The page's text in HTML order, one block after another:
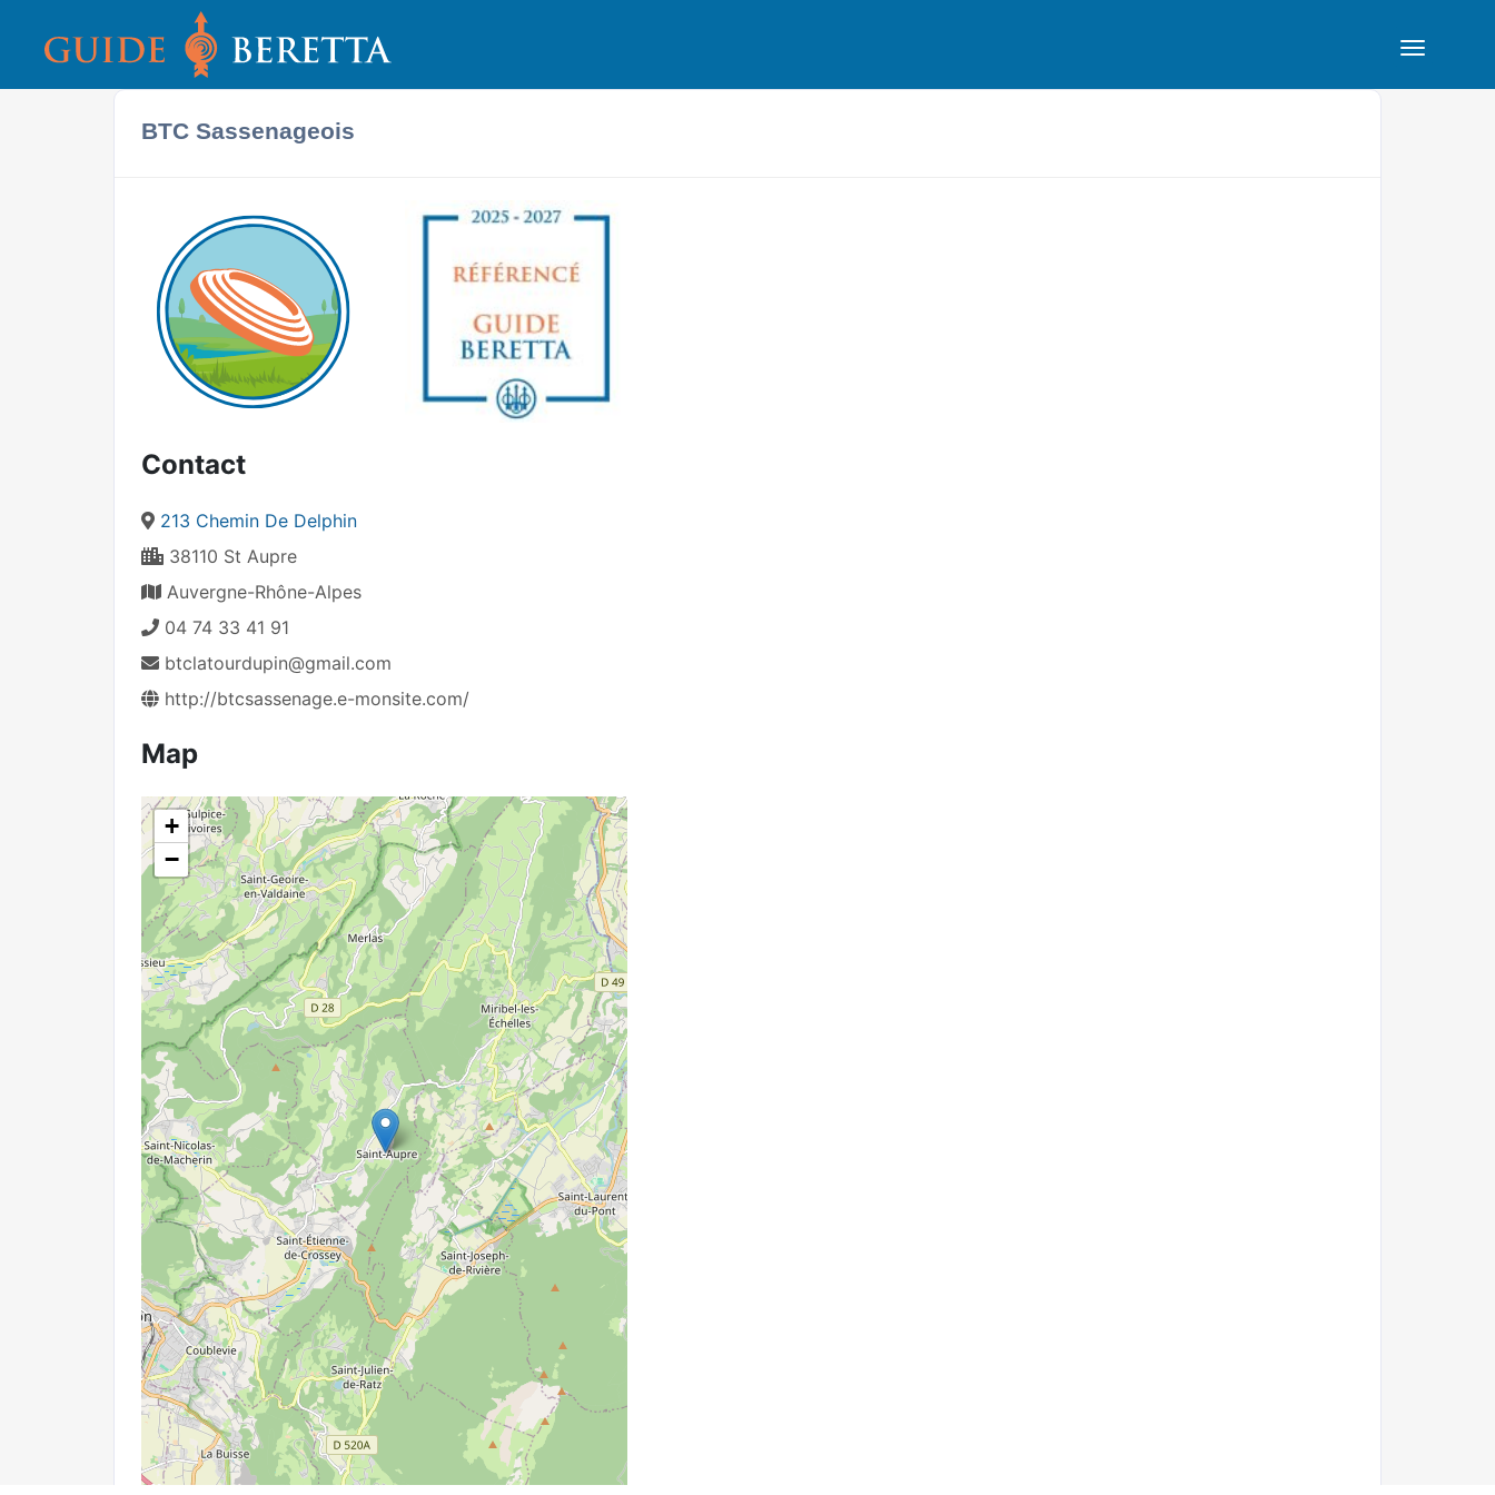
BTC Sassenageois
Contact
213 Chemin De Delphin
38110 St Aupre
Auvergne-Rhône-Alpes
04 74 33 41 91
btclatourdupin@gmail.com
http://btcsassenage.e-monsite.com/
Map
+
−